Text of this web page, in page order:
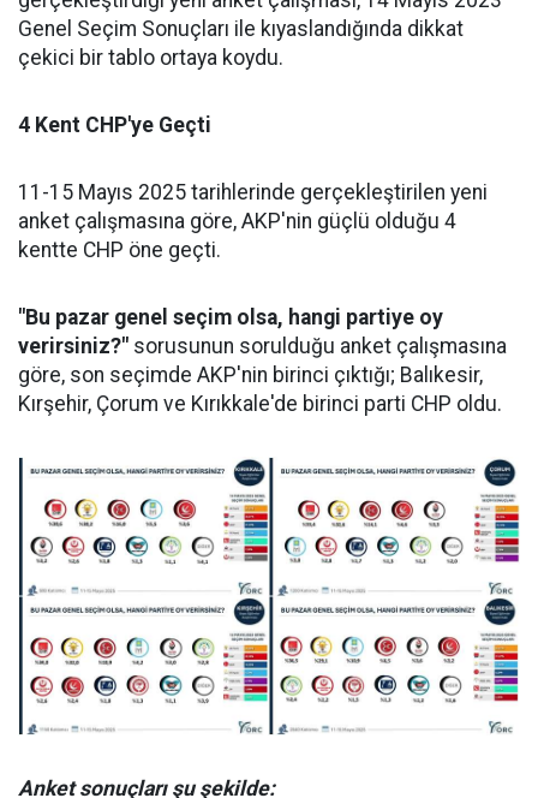
Genel Seçim Sonuçları ile kıyaslandığında dikkat
çekici bir tablo ortaya koydu.
4 Kent CHP'ye Geçti
11-15 Mayıs 2025 tarihlerinde gerçekleştirilen yeni
anket çalışmasına göre, AKP'nin güçlü olduğu 4
kentte CHP öne geçti.
"Bu pazar genel seçim olsa, hangi partiye oy
verirsiniz?" sorusunun sorulduğu anket çalışmasına
göre, son seçimde AKP'nin birinci çıktığı; Balıkesir,
Kırşehir, Çorum ve Kırıkkale'de birinci parti CHP oldu.
Anket sonuçları şu şekilde: